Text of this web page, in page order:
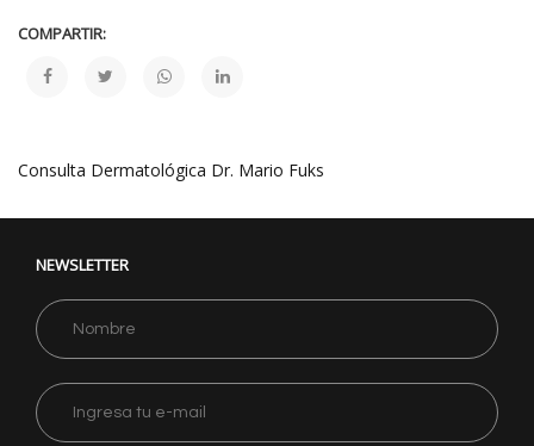
COMPARTIR:
Consulta Dermatológica Dr. Mario Fuks
NEWSLETTER